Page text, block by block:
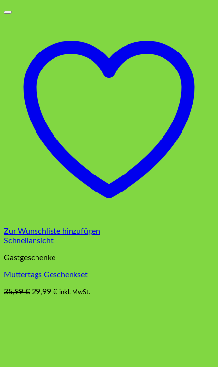
Zur Wunschliste hinzufügen
Schnellansicht
Gastgeschenke
Muttertags Geschenkset
35,99€ Ursprünglicher
29,99 €Aktueller
inkl. MwSt.